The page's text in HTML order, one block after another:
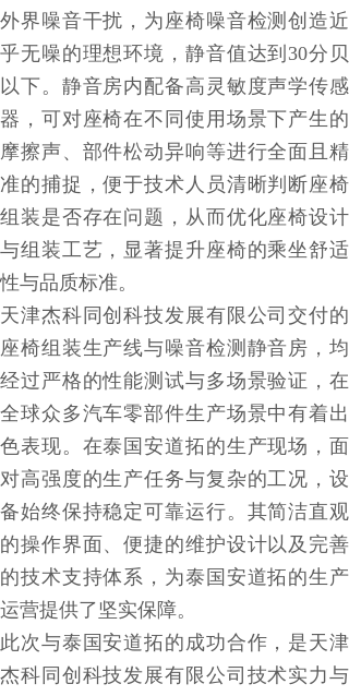
外界噪音干扰，为座椅噪音检测创造近
乎无噪的理想环境，静音值达到30分贝
以下。静音房内配备高灵敏度声学传感
器，可对座椅在不同使用场景下产生的
摩擦声、部件松动异响等进行全面且精
准的捕捉，便于技术人员清晰判断座椅
组装是否存在问题，从而优化座椅设计
与组装工艺，显著提升座椅的乘坐舒适
性与品质标准。
天津杰科同创科技发展有限公司交付的
座椅组装生产线与噪音检测静音房，均
经过严格的性能测试与多场景验证，在
全球众多汽车零部件生产场景中有着出
色表现。在泰国安道拓的生产现场，面
对高强度的生产任务与复杂的工况，设
备始终保持稳定可靠运行。其简洁直观
的操作界面、便捷的维护设计以及完善
的技术支持体系，为泰国安道拓的生产
运营提供了坚实保障。
此次与泰国安道拓的成功合作，是天津
杰科同创科技发展有限公司技术实力与